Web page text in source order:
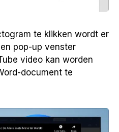
te klikken wordt er
pop-up venster
video kan worden
document te